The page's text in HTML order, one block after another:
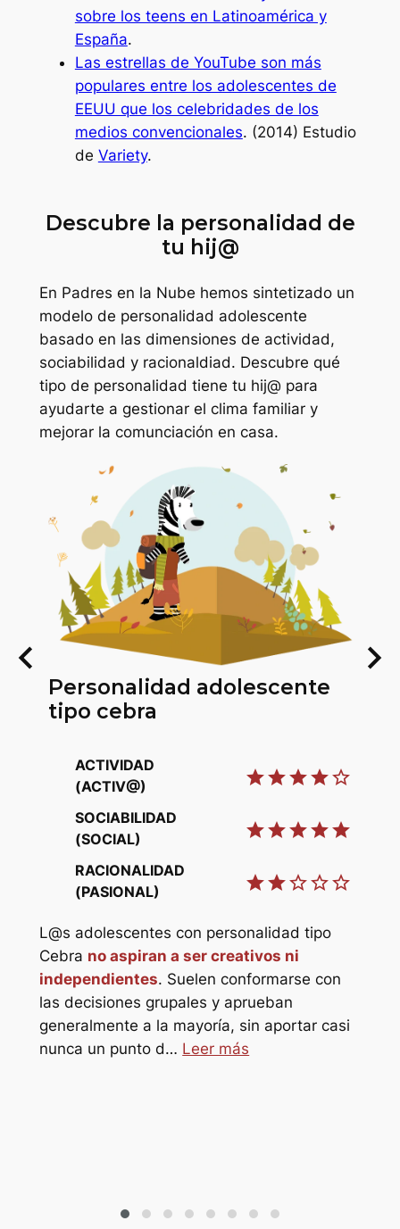
sobre los teens en Latinoamérica y
España.
Las estrellas de YouTube son más
populares entre los adolescentes de
EEUU que los celebridades de los
medios convencionales. (2014) Estudio
de Variety.
Descubre la personalidad de
tu hij@
En Padres en la Nube hemos sintetizado un
modelo de personalidad adolescente
basado en las dimensiones de actividad,
sociabilidad y racionaldiad. Descubre qué
tipo de personalidad tiene tu hij@ para
ayudarte a gestionar el clima familiar y
mejorar la comunciación en casa.
Personalidad adolescente
tipo cebra
ACTIVIDAD
(ACTIV@)
starstarstarstarstar_border
SOCIABILIDAD
(SOCIAL)
starstarstarstarstar
RACIONALIDAD
(PASIONAL)
starstarstar_borderstar_borderstar_border
L@s adolescentes con personalidad tipo
Cebra no aspiran a ser creativos ni
independientes. Suelen conformarse con
las decisiones grupales y aprueban
generalmente a la mayoría, sin aportar casi
nunca un punto d… Leer más
keyboard_arrow_left keyboard_arrow_right